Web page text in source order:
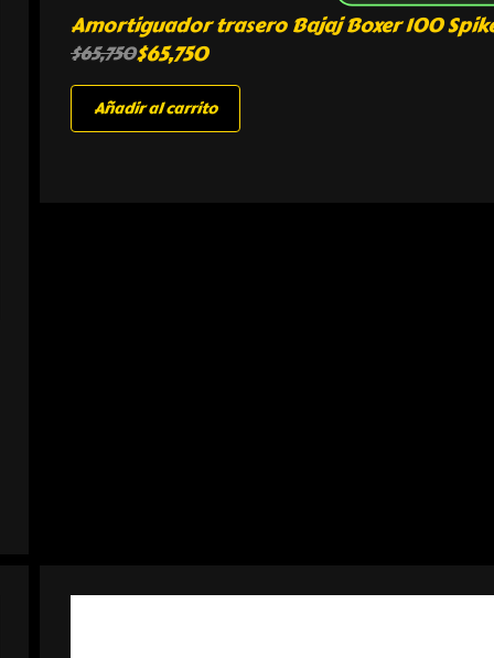
Amortiguador trasero Bajaj Boxer 100
$65,750$65,750
Añadir al carrito